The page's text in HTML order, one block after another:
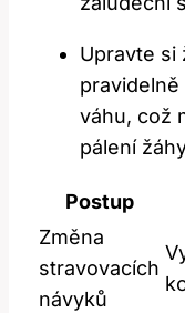
Upravte si
váhu, což
pálení
Postup
Změna
stravovacích
návyků